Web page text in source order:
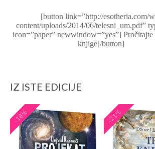
[button link=”http://esotheria.com/
content/uploads/2014/06/telesni_um.pdf”
icon=”paper” newwindow=”yes”]
knjige[/button]
IZ ISTE EDICIJE
-18% -21%